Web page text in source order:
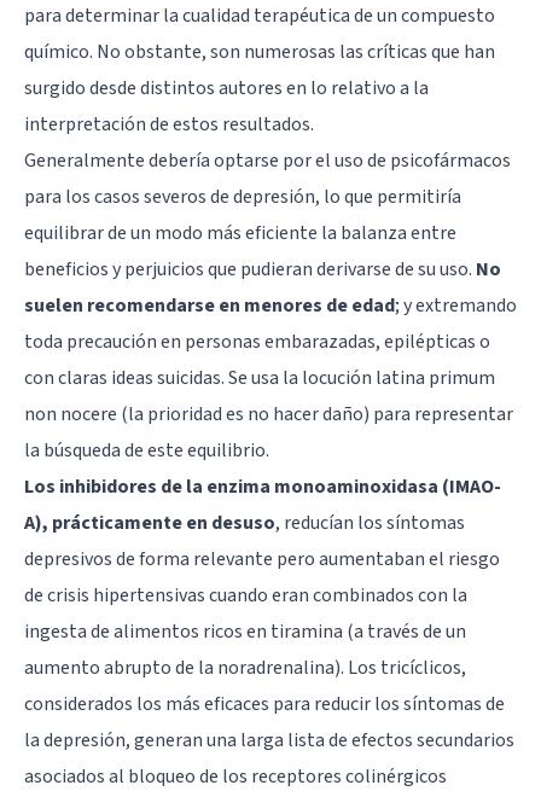
para determinar la cualidad terapéutica de un compuesto
químico. No obstante, son numerosas las críticas que han
surgido desde distintos autores en lo relativo a la
interpretación de estos resultados.
Generalmente debería optarse por el uso de psicofármacos
para los casos severos de depresión, lo que permitiría
equilibrar de un modo más eficiente la balanza entre
beneficios y perjuicios que pudieran derivarse de su uso. No
suelen recomendarse en menores de edad; y extremando
toda precaución en personas embarazadas, epilépticas o
con claras ideas suicidas. Se usa la locución latina primum
non nocere (la prioridad es no hacer daño) para representar
la búsqueda de este equilibrio.
Los inhibidores de la enzima monoaminoxidasa (IMAO-
A), prácticamente en desuso, reducían los síntomas
depresivos de forma relevante pero aumentaban el riesgo
de crisis hipertensivas cuando eran combinados con la
ingesta de alimentos ricos en tiramina (a través de un
aumento abrupto de la noradrenalina). Los tricíclicos,
considerados los más eficaces para reducir los síntomas de
la depresión, generan una larga lista de efectos secundarios
asociados al bloqueo de los receptores colinérgicos